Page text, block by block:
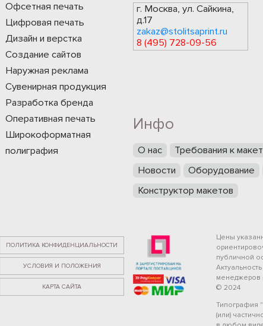
Офсетная печать
Цифровая печать
Дизайн и верстка
Создание сайтов
Наружная реклама
Сувенирная продукция
Разработка бренда
Оперативная печать
Широкоформатная
полиграфия
г. Москва, ул. Сайкина,
д.17
zakaz@stolitsaprint.ru
8 (495) 728-09-56
Инфо
О нас Требования к
Новости
Оборудование
Конструктор макетов
ПОЛИТИКА КОНФИДЕНЦИАЛЬНОСТИ
УСЛОВИЯ И ПОЛОЖЕНИЯ
КАРТА САЙТА
Цены
публичной
менеджеров
© 2024
Типография
(или)